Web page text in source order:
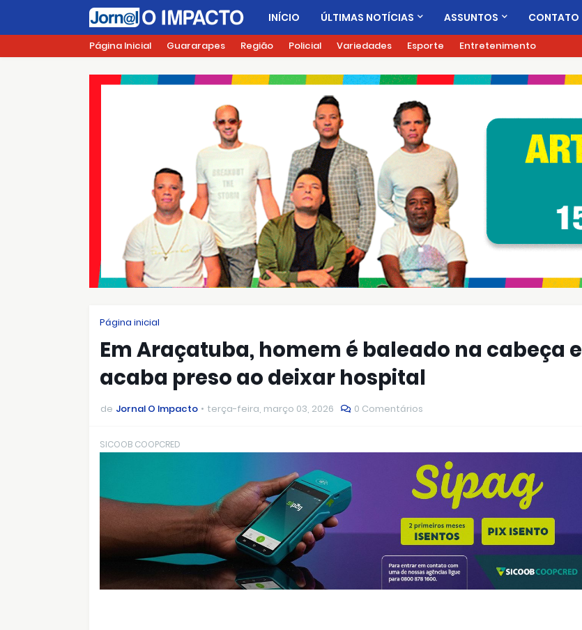
INÍCIO ÚLTIMAS NOTÍCIAS ASSUNTOS CONTATO
Página Inicial Guararapes Região Policial Variedades Esporte Entretenimento
Página inicial
Em Araçatuba, homem é baleado na cabeça e
acaba preso ao deixar hospital
de Jornal O Impacto terça-feira, março 03, 2026 0 Comentários
SICOOB COOPCRED